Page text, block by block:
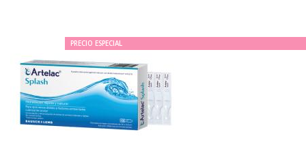
PRECIO ESPECIAL